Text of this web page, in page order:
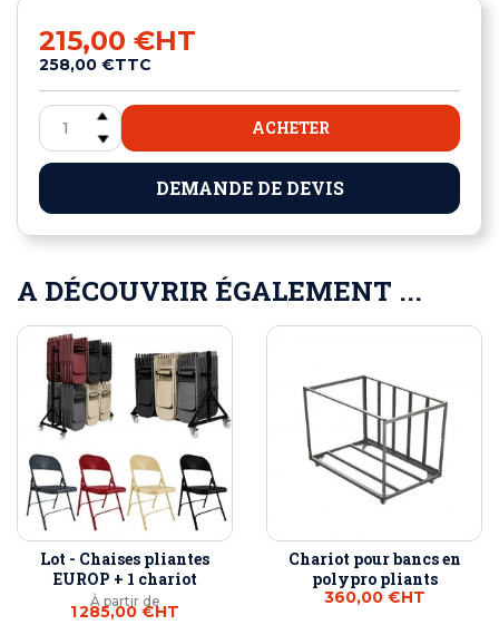
215,00 €HT
258,00 €TTC
ACHETER
DEMANDE DE DEVIS
A DÉCOUVRIR ÉGALEMENT ...
Lot - Chaises pliantes
EUROP + 1 chariot
À partir de
1 285,00 €HT
Chariot pour bancs en
polypro pliants
360,00 €HT